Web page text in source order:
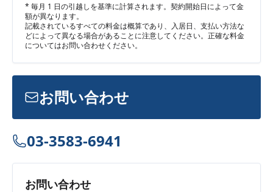
* 毎月 1 日の引越しを基準に計算されます。契約開始日によって金
額が異なります。
記載されているすべての料金は概算であり、入居日、支払い方法な
どによって異なる場合があることに注意してください。正確な料金
についてはお問い合わせください。
お問い合わせ
03-3583-6941
お問い合わせ